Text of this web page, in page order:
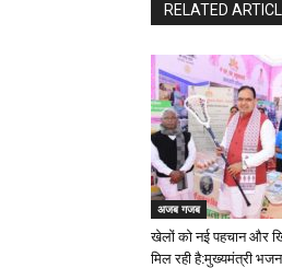
RELATED
अजब गजब
खेलों को नई पहचान और
मिल रही है:मुख्यमंत्री